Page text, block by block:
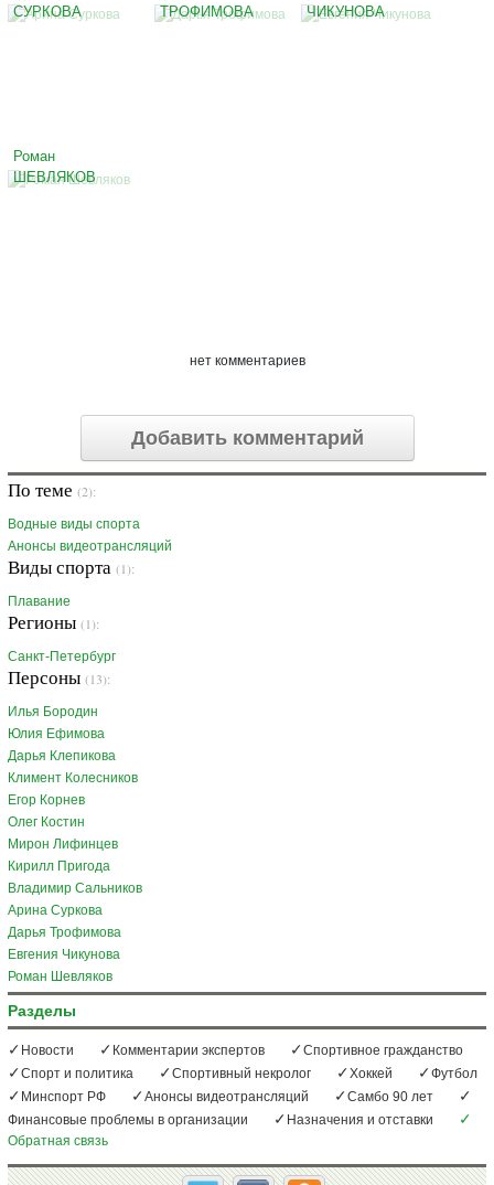
СУРКОВА
ТРОФИМОВА
ЧИКУНОВА
Роман
ШЕВЛЯКОВ
нет комментариев
Добавить комментарий
По теме (2):
Водные виды спорта
Анонсы видеотрансляций
Виды спорта (1):
Плавание
Регионы (1):
Санкт-Петербург
Персоны (13):
Илья Бородин
Юлия Ефимова
Дарья Клепикова
Климент Колесников
Егор Корнев
Олег Костин
Мирон Лифинцев
Кирилл Пригода
Владимир Сальников
Арина Суркова
Дарья Трофимова
Евгения Чикунова
Роман Шевляков
Разделы
Новости Комментарии экспертов
Спортивное гражданство
Спорт и политика
Спортивный некролог Хоккей
Футбол
Минспорт РФ
Анонсы видеотрансляций
Самбо 90 лет
Финансовые проблемы в организации
Назначения и отставки
Обратная связь